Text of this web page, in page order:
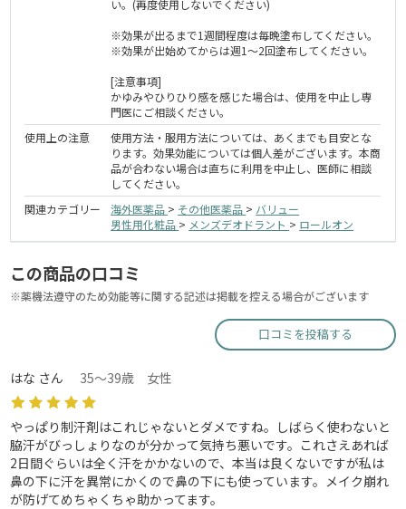
い。(再度使用しないでください)
※効果が出るまで1週間程度は毎晩塗布してください。
※効果が出始めてからは週1～2回塗布してください。
[注意事項]
かゆみやひりひり感を感じた場合は、使用を中止し専
門医にご相談ください。
使用上の注意
使用方法・服用方法については、あくまでも目安とな
ります。効果効能については個人差がございます。本商
品が合わない場合は直ちに利用を中止し、医師に相談
してください。
関連カテゴリー
海外医薬品 > その他医薬品 > バリュー
男性用化粧品 > メンズデオドラント > ロールオン
この商品の口コミ
※薬機法遵守のため効能等に関する記述は掲載を控える場合がございます
口コミを投稿する
はな さん 35～39歳 女性
やっぱり制汗剤はこれじゃないとダメですね。しばらく使わないと
脇汗がびっしょりなのが分かって気持ち悪いです。これさえあれば
2日間ぐらいは全く汗をかかないので、本当は良くないですが私は
鼻の下に汗を異常にかくので鼻の下にも使っています。メイク崩れ
が防げてめちゃくちゃ助かってます。